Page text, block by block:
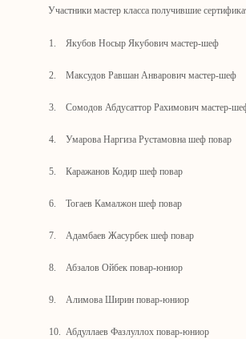
Участники мастер класса получившие
1. Якубов Носыр Якубович мастер-шеф
2. Максудов Равшан Анварович мастер-шеф
3. Сомодов Абдусаттор Рахимович мастер-
4. Умарова Наргиза Рустамовна шеф повар
5. Каражанов Кодир шеф повар
6. Тогаев Камалжон шеф повар
7. Адамбаев Жасурбек шеф повар
8. Абзалов Ойбек повар-юниор
9. Алимова Ширин повар-юниор
10. Абдуллаев Фазлуллох повар-юниор